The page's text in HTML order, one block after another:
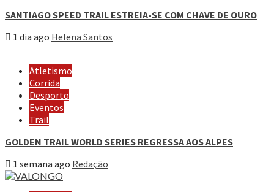
SANTIAGO SPEED TRAIL ESTREIA-SE COM CHAVE DE OURO
1 dia ago Helena Santos
Atletismo
Corrida
Desporto
Eventos
Trail
GOLDEN TRAIL WORLD SERIES REGRESSA AOS ALPES
1 semana ago Redação